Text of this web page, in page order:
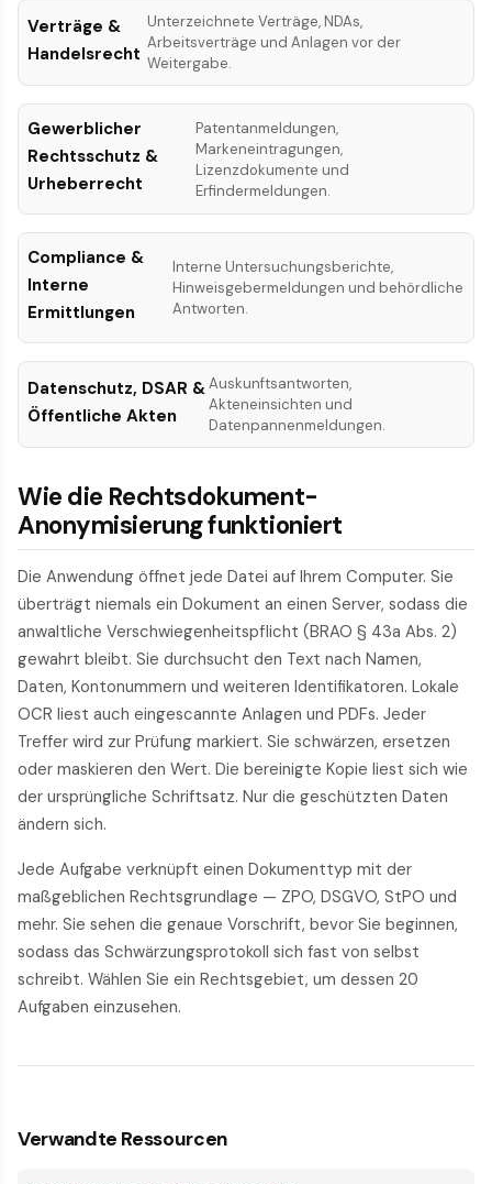
Verträge &
Handelsrecht
Unterzeichnete Verträge, NDAs,
Arbeitsverträge und Anlagen vor der
Weitergabe.
Gewerblicher
Rechtsschutz &
Urheberrecht
Patentanmeldungen,
Markeneintragungen,
Lizenzdokumente und
Erfindermeldungen.
Compliance &
Interne
Ermittlungen
Interne Untersuchungsberichte,
Hinweisgebermeldungen und behördliche
Antworten.
Datenschutz, DSAR &
Öffentliche Akten
Auskunftsantworten,
Akteneinsichten und
Datenpannenmeldungen.
Wie die Rechtsdokument-
Anonymisierung funktioniert
Die Anwendung öffnet jede Datei auf Ihrem Computer. Sie
überträgt niemals ein Dokument an einen Server, sodass die
anwaltliche Verschwiegenheitspflicht (BRAO § 43a Abs. 2)
gewahrt bleibt. Sie durchsucht den Text nach Namen,
Daten, Kontonummern und weiteren Identifikatoren. Lokale
OCR liest auch eingescannte Anlagen und PDFs. Jeder
Treffer wird zur Prüfung markiert. Sie schwärzen, ersetzen
oder maskieren den Wert. Die bereinigte Kopie liest sich wie
der ursprüngliche Schriftsatz. Nur die geschützten Daten
ändern sich.
Jede Aufgabe verknüpft einen Dokumenttyp mit der
maßgeblichen Rechtsgrundlage — ZPO, DSGVO, StPO und
mehr. Sie sehen die genaue Vorschrift, bevor Sie beginnen,
sodass das Schwärzungsprotokoll sich fast von selbst
schreibt. Wählen Sie ein Rechtsgebiet, um dessen 20
Aufgaben einzusehen.
Verwandte Ressourcen